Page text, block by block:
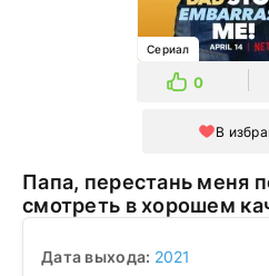
Сериал
0
В
Папа, перестань меня
смотреть в хорошем
Дата выхода: 2021